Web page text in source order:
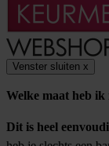
Venster sluiten x
Welke maat heb ik
Dit is heel